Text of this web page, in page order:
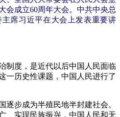
会成立60周年大会。中共中央总
席习近平在大会上发表重要讲
度，是近代以后中国人民面临
一历史性课题，中国人民进行了
步成为半殖民地半封建社会。
、实现民族振兴，中国人民和无